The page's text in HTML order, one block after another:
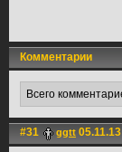
Комментарии
Всего
#31 ggtt